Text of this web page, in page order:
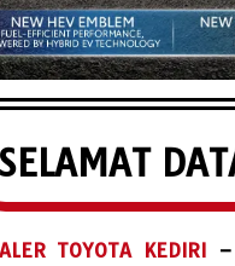
SELAMAT
TOYOTA KEDIRI –